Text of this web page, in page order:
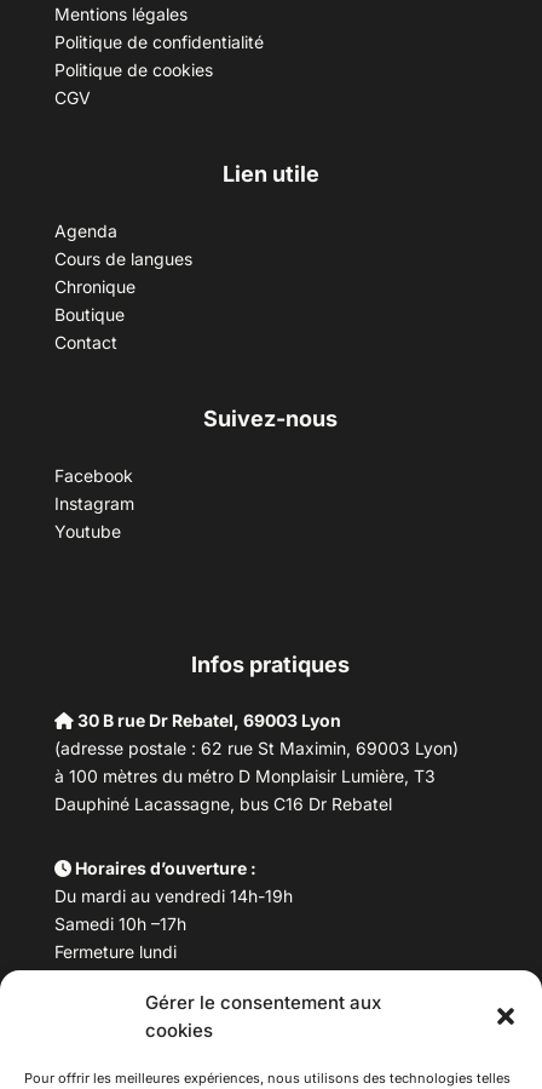
Gérer le consentement aux
cookies
Pour offrir les meilleures expériences, nous utilisons des technologies telles
Mentions légales
Politique de confidentialité
Politique de cookies
CGV
Lien utile
Agenda
Cours de langues
Chronique
Boutique
Contact
Suivez-nous
Facebook
Instagram
Youtube
Infos pratiques
30 B rue Dr Rebatel, 69003 Lyon
(adresse postale : 62 rue St Maximin, 69003 Lyon)
à 100 mètres du métro D Monplaisir Lumière, T3
Dauphiné Lacassagne, bus C16 Dr Rebatel
Horaires d’ouverture :
Du mardi au vendredi 14h-19h
Samedi 10h –17h
Fermeture lundi
Téléphone : 04 78 53 06 40
maisondesculturesasiatiques@asiexpo.com